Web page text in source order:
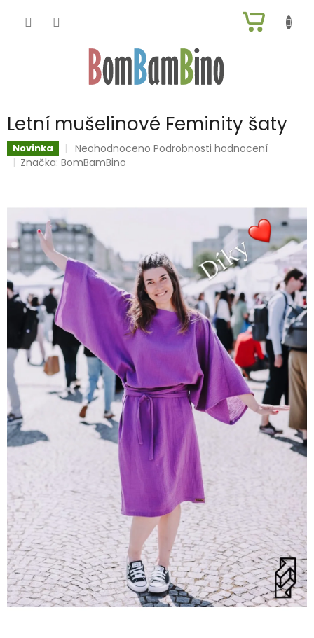
KOŠÍK
Letní mušelinové Feminity šaty
Novinka
Průměrné
hodnocení
5
hvězdiček.
Neohodnoceno Podrobnosti hodnocení
Značka:BomBamBino